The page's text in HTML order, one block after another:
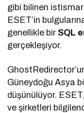
gibi bilinen
ESET’in
genellikle bir SQL
gerçekleşiyor.
Güneydoğu Asya
düşünülüyor.
ve şirketleri